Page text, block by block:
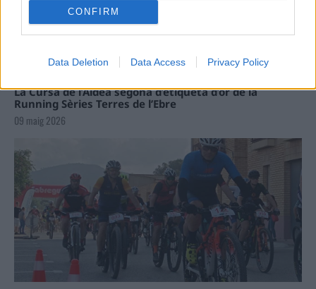
CONFIRM
Data Deletion Data Access Privacy Policy
La Cursa de l’Aldea segona d’etiqueta d’or de la
Running Sèries Terres de l’Ebre
09 maig 2026